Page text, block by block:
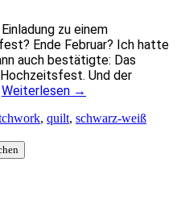
zu einem
Ende Februar? Ich hatte
auch bestätigte: Das
Und der
Weiterlesen →
, quilt, schwarz-weiß